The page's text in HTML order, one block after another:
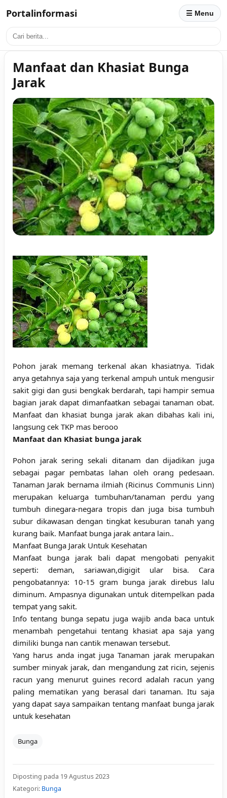
Portalinformasi ☰ Menu
Manfaat dan Khasiat Bunga
Jarak
Pohon jarak memang terkenal akan khasiatnya. Tidak
anya getahnya saja yang terkenal ampuh untuk mengusir
sakit gigi dan gusi bengkak berdarah, tapi hampir semua
bagian jarak dapat dimanfaatkan sebagai tanaman obat.
Manfaat dan khasiat bunga jarak akan dibahas kali ini,
langsung cek TKP mas berooo
Manfaat dan Khasiat bunga jarak
Pohon jarak sering sekali ditanam dan dijadikan juga
sebagai pagar pembatas lahan oleh orang pedesaan.
Tanaman Jarak bernama ilmiah (Ricinus Communis Linn)
merupakan keluarga tumbuhan/tanaman perdu yang
tumbuh dinegara-negara tropis dan juga bisa tumbuh
subur dikawasan dengan tingkat kesuburan tanah yang
kurang baik. Manfaat bunga jarak antara lain..
Manfaat Bunga Jarak Untuk Kesehatan
Manfaat bunga jarak bali dapat mengobati penyakit
seperti: deman, sariawan,digigit ular bisa. Cara
pengobatannya: 10-15 gram bunga jarak direbus lalu
diminum. Ampasnya digunakan untuk ditempelkan pada
tempat yang sakit.
Info tentang bunga sepatu juga wajib anda baca untuk
menambah pengetahui tentang khasiat apa saja yang
dimiliki bunga nan cantik menawan tersebut.
Yang harus anda ingat juga Tanaman jarak merupakan
sumber minyak jarak, dan mengandung zat ricin, sejenis
racun yang menurut guines record adalah racun yang
paling mematikan yang berasal dari tanaman. Itu saja
yang dapat saya sampaikan tentang manfaat bunga jarak
untuk kesehatan
Bunga
Diposting pada 19 Agustus 2023
Kategori: Bunga